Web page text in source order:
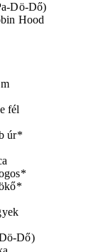
Dö-Dő)
Hood
fél
úr*
Dő)